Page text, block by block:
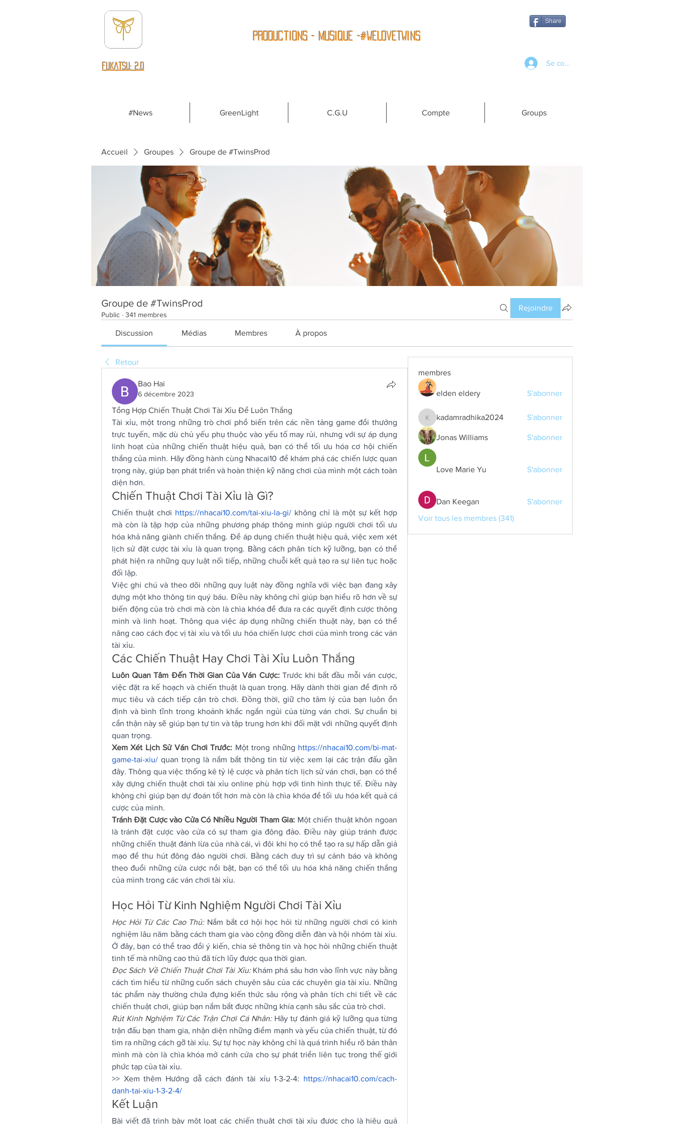
fUKATSU: 2.0
Share
Productions - Musique -#WeLoveTwins
Se connecter
#News GreenLight C.G.U Compte Groups
Accueil Groupes Groupe de #TwinsProd
Groupe de #TwinsProd
Public · 341 membres
Rejoindre
Discussion Médias Membres À propos
Retour
Bao Hai
6 décembre 2023
Tổng Hợp Chiến Thuật Chơi Tài Xỉu Để Luôn Thắng
Tài xỉu, một trong những trò chơi phổ biến trên các nền tảng game đổi thưởng
trực tuyến, mặc dù chủ yếu phụ thuộc vào yếu tố may rủi, nhưng với sự áp dụng
linh hoạt của những chiến thuật hiệu quả, bạn có thể tối ưu hóa cơ hội chiến
thắng của mình. Hãy đồng hành cùng Nhacai10 để khám phá các chiến lược quan
trọng này, giúp bạn phát triển và hoàn thiện kỹ năng chơi của mình một cách toàn
diện hơn.
Chiến Thuật Chơi Tài Xỉu là Gì?
Chiến thuật chơi https://nhacai10.com/tai-xiu-la-gi/ không chỉ là một sự kết hợp
mà còn là tập hợp của những phương pháp thông minh giúp người chơi tối ưu
hóa khả năng giành chiến thắng. Để áp dụng chiến thuật hiệu quả, việc xem xét
lịch sử đặt cược tài xỉu là quan trọng. Bằng cách phân tích kỹ lưỡng, bạn có thể
phát hiện ra những quy luật nối tiếp, những chuỗi kết quả tạo ra sự liên tục hoặc
đối lập.
Việc ghi chú và theo dõi những quy luật này đồng nghĩa với việc bạn đang xây
dựng một kho thông tin quý báu. Điều này không chỉ giúp bạn hiểu rõ hơn về sự
biến động của trò chơi mà còn là chìa khóa để đưa ra các quyết định cược thông
minh và linh hoạt. Thông qua việc áp dụng những chiến thuật này, bạn có thể
nâng cao cách đọc vị tài xỉu và tối ưu hóa chiến lược chơi của mình trong các ván
tài xỉu.
Các Chiến Thuật Hay Chơi Tài Xỉu Luôn Thắng
Luôn Quan Tâm Đến Thời Gian Của Ván Cược: Trước khi bắt đầu mỗi ván cược,
việc đặt ra kế hoạch và chiến thuật là quan trọng. Hãy dành thời gian để định rõ
mục tiêu và cách tiếp cận trò chơi. Đồng thời, giữ cho tâm lý của bạn luôn ổn
định và bình tĩnh trong khoảnh khắc ngắn ngủi của từng ván chơi. Sự chuẩn bị
cẩn thận này sẽ giúp bạn tự tin và tập trung hơn khi đối mặt với những quyết định
quan trọng.
Xem Xét Lịch Sử Ván Chơi Trước: Một trong những https://nhacai10.com/bi-mat-
game-tai-xiu/ quan trọng là nắm bắt thông tin từ việc xem lại các trận đấu gần
đây. Thông qua việc thống kê tỷ lệ cược và phân tích lịch sử ván chơi, bạn có thể
xây dựng chiến thuật chơi tài xỉu online phù hợp với tình hình thực tế. Điều này
không chỉ giúp bạn dự đoán tốt hơn mà còn là chìa khóa để tối ưu hóa kết quả cá
cược của mình.
Tránh Đặt Cược vào Cửa Có Nhiều Người Tham Gia: Một chiến thuật khôn ngoan
là tránh đặt cược vào cửa có sự tham gia đông đảo. Điều này giúp tránh được
những chiến thuật đánh lừa của nhà cái, vì đôi khi họ có thể tạo ra sự hấp dẫn giả
mạo để thu hút đông đảo người chơi. Bằng cách duy trì sự cảnh báo và không
theo đuổi những cửa cược nổi bật, bạn có thể tối ưu hóa khả năng chiến thắng
của mình trong các ván chơi tài xỉu.
Học Hỏi Từ Kinh Nghiệm Người Chơi Tài Xỉu
Học Hỏi Từ Các Cao Thủ: Nắm bắt cơ hội học hỏi từ những người chơi có kinh
nghiệm lâu năm bằng cách tham gia vào cộng đồng diễn đàn và hội nhóm tài xỉu.
Ở đây, bạn có thể trao đổi ý kiến, chia sẻ thông tin và học hỏi những chiến thuật
tinh tế mà những cao thủ đã tích lũy được qua thời gian.
Đọc Sách Về Chiến Thuật Chơi Tài Xỉu: Khám phá sâu hơn vào lĩnh vực này bằng
cách tìm hiểu từ những cuốn sách chuyên sâu của các chuyên gia tài xỉu. Những
tác phẩm này thường chứa đựng kiến thức sâu rộng và phân tích chi tiết về các
chiến thuật chơi, giúp bạn nắm bắt được những khía cạnh sâu sắc của trò chơi.
Rút Kinh Nghiệm Từ Các Trận Chơi Cá Nhân: Hãy tự đánh giá kỹ lưỡng qua từng
trận đấu bạn tham gia, nhận diện những điểm mạnh và yếu của chiến thuật, từ đó
tìm ra những cách gỡ tài xỉu. Sự tự học này không chỉ là quá trình hiểu rõ bản thân
mình mà còn là chìa khóa mở cánh cửa cho sự phát triển liên tục trong thế giới
phức tạp của tài xỉu.
>> Xem thêm Hướng dẫ cách đánh tài xỉu 1-3-2-4: https://nhacai10.com/cach-
danh-tai-xiu-1-3-2-4/
Kết Luận
Bài viết đã trình bày một loạt các chiến thuật chơi tài xỉu được cho là hiệu quả
membres
elden eldery S'abonner
kadamradhika2024
kadamradhika2024 S'abonner
Jonas Williams S'abonner
Love Marie Yu S'abonner
Dan Keegan
S'abonner
Voir tous les membres (341)